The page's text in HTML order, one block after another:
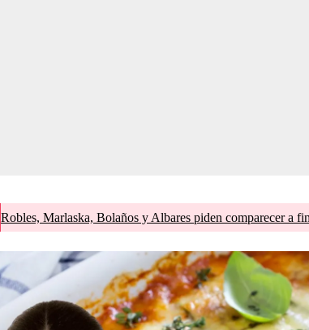
Robles, Marlaska, Bolaños y Albares piden comparecer a